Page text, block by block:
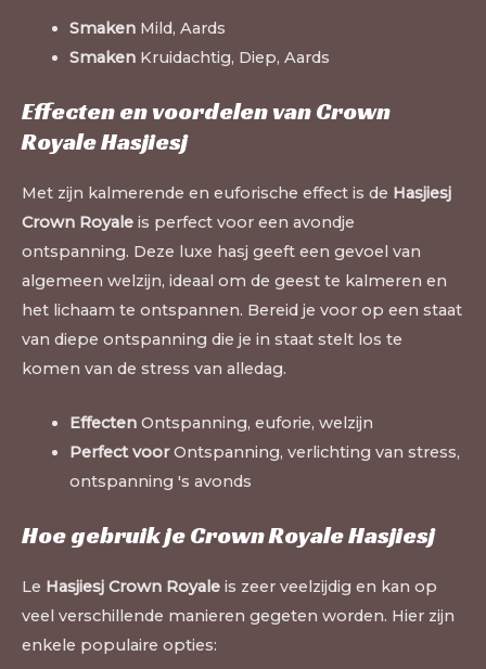
SmakenMild, Aards
SmakenKruidachtig, Diep, Aards
Effecten en voordelen van Crown
Royale Hasjiesj
Met zijn kalmerende en euforische effect is de Hasjiesj
Crown Royale is perfect voor een avondje
ontspanning. Deze luxe hasj geeft een gevoel van
algemeen welzijn, ideaal om de geest te kalmeren en
het lichaam te ontspannen. Bereid je voor op een staat
van diepe ontspanning die je in staat stelt los te
komen van de stress van alledag.
EffectenOntspanning, euforie, welzijn
Perfect voorOntspanning, verlichting van stress,
ontspanning 's avonds
Hoe gebruik je Crown Royale Hasjiesj
Le Hasjiesj Crown Royale is zeer veelzijdig en kan op
veel verschillende manieren gegeten worden. Hier zijn
enkele populaire opties: